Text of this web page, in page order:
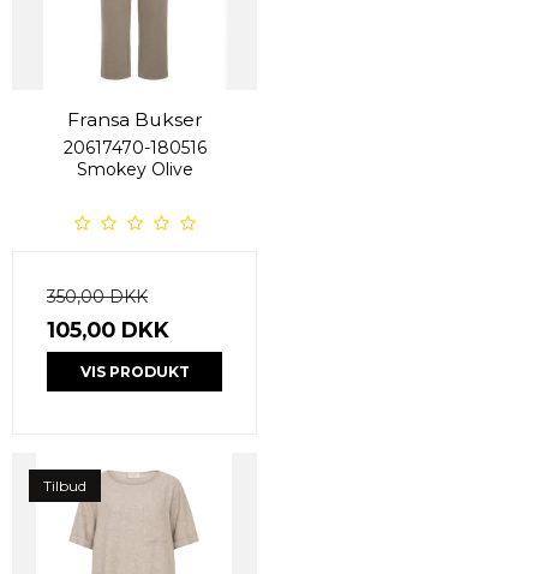
Fransa Bukser
20617470-180516
Smokey Olive
350,00 DKK
105,00 DKK
VIS PRODUKT
Tilbud